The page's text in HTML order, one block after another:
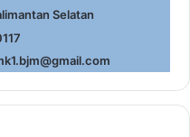
Selatan